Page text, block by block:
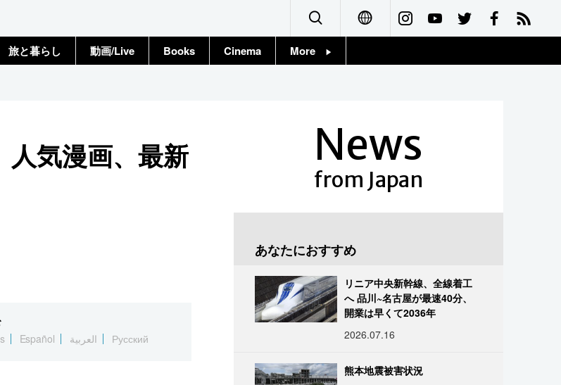
Français
旅と暮らし 動画/Live Books Cinema More
気漫画、最新
Español العربية Русский
News
from Japan
あなたにおすすめ
リニア中央新幹線、全線着工
へ 品川~名古屋が最速40分、
開業は早くて2036年
2026.07.16
熊本地震被害状況